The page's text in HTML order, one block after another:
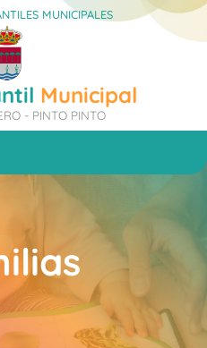
MUNICIPALES
Municipal
- PINTO PINTO